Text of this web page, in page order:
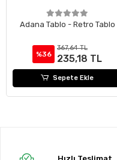
Adana Tablo - Retro Tablo
%36
367,64 TL
235,18 TL
Sepete Ekle